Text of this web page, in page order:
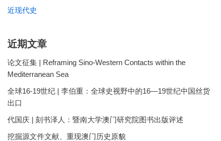
近现代史
近期文章
论文征集 | Reframing Sino-Western Contacts within the
Mediterranean Sea
全球16-19世纪 | 李伯重：全球史视野中的16—19世纪中国丝货
出口
代国庆 | 刻书泽人：暨南大学澳门研究院图书出版评述
挖掘源文件文献、重现澳门历史原貌